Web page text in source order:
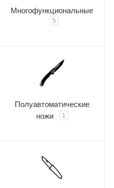
Многофункциональные
5
Полуавтоматические
ножи
1